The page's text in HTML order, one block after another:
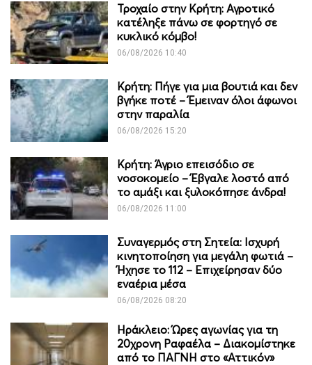
Τροχαίο στην Κρήτη: Αγροτικό
κατέληξε πάνω σε φορτηγό σε
κυκλικό κόμβο!
06/08/2026 10:40
Κρήτη: Πήγε για μια βουτιά και δεν
βγήκε ποτέ – Έμειναν όλοι άφωνοι
στην παραλία
06/08/2026 15:20
Κρήτη: Άγριο επεισόδιο σε
νοσοκομείο – Έβγαλε λοστό από
το αμάξι και ξυλοκόπησε άνδρα!
06/08/2026 11:00
Συναγερμός στη Σητεία: Ισχυρή
κινητοποίηση για μεγάλη φωτιά –
Ήχησε το 112 – Επιχείρησαν δύο
εναέρια μέσα
06/08/2026 08:20
Ηράκλειο: Ώρες αγωνίας για τη
20χρονη Ραφαέλα – Διακομίστηκε
από το ΠΑΓΝΗ στο «Αττικόν»